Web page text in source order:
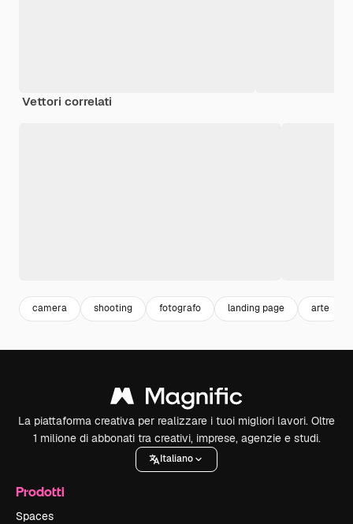
Vettori correlati
camera shooting fotografo landing page arte
La piattaforma creativa per realizzare i tuoi migliori lavori. Oltre
1 milione di abbonati tra creativi, imprese, agenzie e studi.
Italiano
Prodotti
Spaces